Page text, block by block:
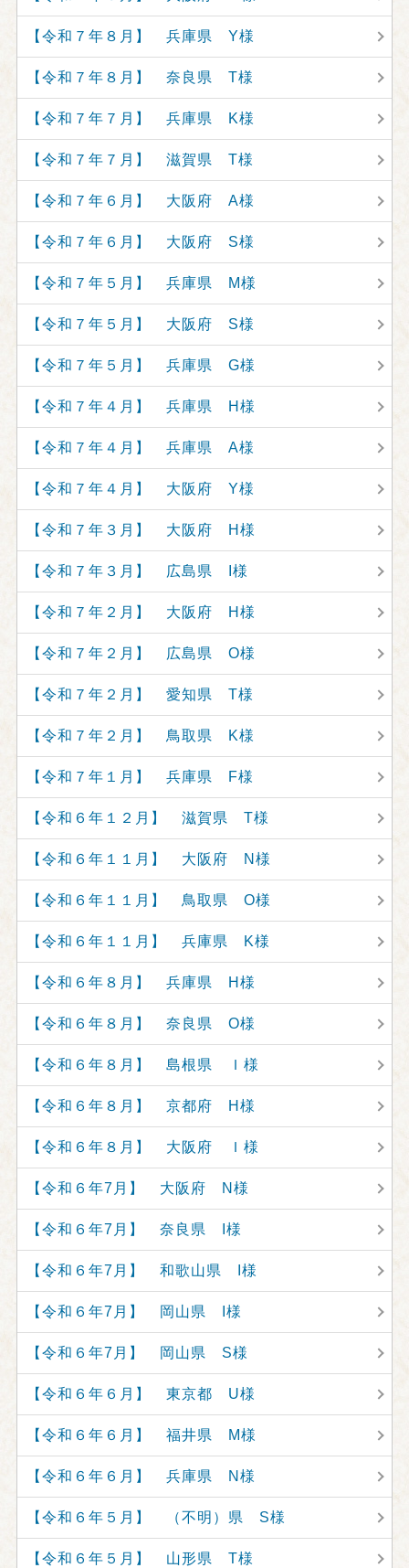
【令和７年８月】 兵庫県 Y様
【令和７年８月】 奈良県 T様
【令和７年７月】 兵庫県 K様
【令和７年７月】 滋賀県 T様
【令和７年６月】 大阪府 A様
【令和７年６月】 大阪府 S様
【令和７年５月】 兵庫県 M様
【令和７年５月】 大阪府 S様
【令和７年５月】 兵庫県 G様
【令和７年４月】 兵庫県 H様
【令和７年４月】 兵庫県 A様
【令和７年４月】 大阪府 Y様
【令和７年３月】 大阪府 H様
【令和７年３月】 広島県 I様
【令和７年２月】 大阪府 H様
【令和７年２月】 広島県 O様
【令和７年２月】 愛知県 T様
【令和７年２月】 鳥取県 K様
【令和７年１月】 兵庫県 F様
【令和６年１２月】 滋賀県 T様
【令和６年１１月】 大阪府 N様
【令和６年１１月】 鳥取県 O様
【令和６年１１月】 兵庫県 K様
【令和６年８月】 兵庫県 H様
【令和６年８月】 奈良県 O様
【令和６年８月】 島根県 Ｉ様
【令和６年８月】 京都府 H様
【令和６年８月】 大阪府 Ｉ様
【令和６年7月】 大阪府 N様
【令和６年7月】 奈良県 I様
【令和６年7月】 和歌山県 I様
【令和６年7月】 岡山県 I様
【令和６年7月】 岡山県 S様
【令和６年６月】 東京都 U様
【令和６年６月】 福井県 M様
【令和６年６月】 兵庫県 N様
【令和６年５月】 （不明）県 S様
【令和６年５月】 山形県 T様